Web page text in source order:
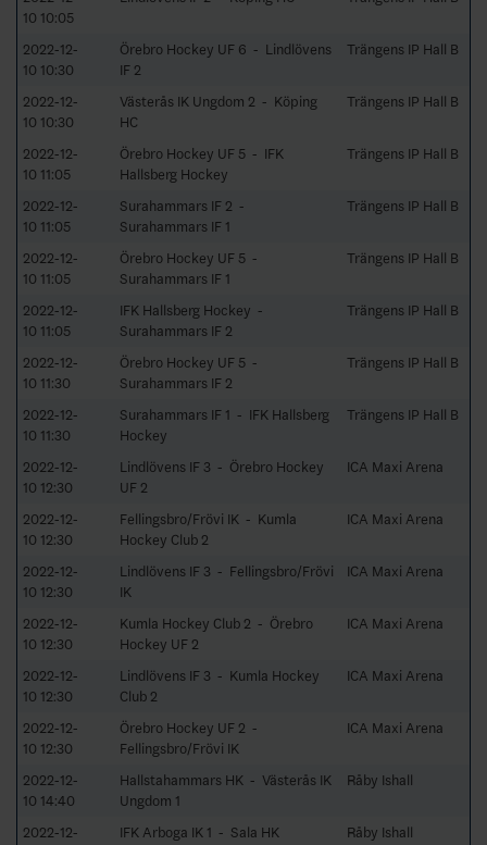
10 10:05
2022-12-
10 10:30
Örebro Hockey UF 6 - Lindlövens
IF 2
Trängens IP Hall B
2022-12-
10 10:30
Västerås IK Ungdom 2 - Köping
HC
Trängens IP Hall B
2022-12-
10 11:05
Örebro Hockey UF 5 - IFK
Hallsberg Hockey
Trängens IP Hall B
2022-12-
10 11:05
Surahammars IF 2 -
Surahammars IF 1
Trängens IP Hall B
2022-12-
10 11:05
Örebro Hockey UF 5 -
Surahammars IF 1
Trängens IP Hall B
2022-12-
10 11:05
IFK Hallsberg Hockey -
Surahammars IF 2
Trängens IP Hall B
2022-12-
10 11:30
Örebro Hockey UF 5 -
Surahammars IF 2
Trängens IP Hall B
2022-12-
10 11:30
Surahammars IF 1 - IFK Hallsberg
Hockey
Trängens IP Hall B
2022-12-
10 12:30
Lindlövens IF 3 - Örebro Hockey
UF 2
ICA Maxi Arena
2022-12-
10 12:30
Fellingsbro/Frövi IK - Kumla
Hockey Club 2
ICA Maxi Arena
2022-12-
10 12:30
Lindlövens IF 3 - Fellingsbro/Frövi
IK
ICA Maxi Arena
2022-12-
10 12:30
Kumla Hockey Club 2 - Örebro
Hockey UF 2
ICA Maxi Arena
2022-12-
10 12:30
Lindlövens IF 3 - Kumla Hockey
Club 2
ICA Maxi Arena
2022-12-
10 12:30
Örebro Hockey UF 2 -
Fellingsbro/Frövi IK
ICA Maxi Arena
2022-12-
10 14:40
Hallstahammars HK - Västerås IK
Ungdom 1
Råby Ishall
2022-12-
IFK Arboga IK 1 - Sala HK Råby Ishall